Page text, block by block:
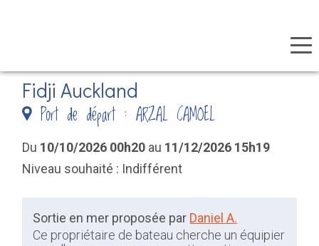
contenu
principal
Fidji Auckland
Port de départ : ARZAL CAMOEL
Du 10/10/2026 00h20 au 11/12/2026 15h19
Niveau souhaité : Indifférent
Sortie en mer proposée par Daniel A.
Ce propriétaire de bateau cherche un équipier